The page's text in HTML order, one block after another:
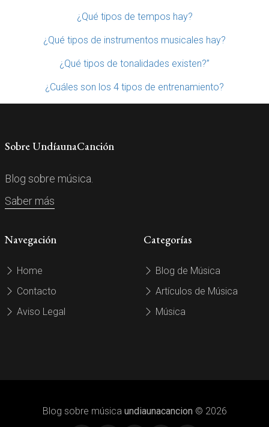
¿Qué tipos de tempos hay?
¿Qué tipos de instrumentos musicales hay?
¿Qué tipos de tonalidades existen?”
¿Cuáles son los 4 tipos de entrenamiento?
Sobre UndíaunaCanción
Blog sobre música.
Saber más
Navegación
Home
Contacto
Aviso Legal
Categorías
Blog de Música
Artículos de Música
Música
Blog sobre música undiaunacancion © 2026